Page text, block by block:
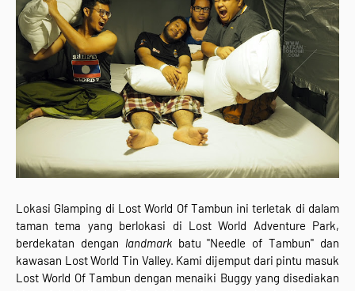
Lokasi Glamping di Lost World Of Tambun ini terletak di dalam
taman tema yang berlokasi di Lost World Adventure Park,
berdekatan dengan landmarkbatu "Needle of Tambun" dan
kawasan Lost World Tin Valley. Kami dijemput dari pintu masuk
Lost World Of Tambun dengan menaiki Buggy yang disediakan